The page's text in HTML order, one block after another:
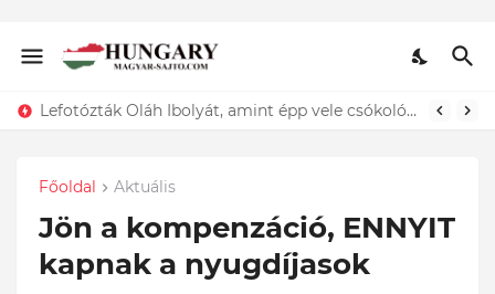
Lefotózták Oláh Ibolyát, amint épp vele csókolózik - EZT nem hiszed el, kinek a karjában kötött ki...ÍME
Főoldal Aktuális
Jön a kompenzáció, ENNYIT
kapnak a nyugdíjasok